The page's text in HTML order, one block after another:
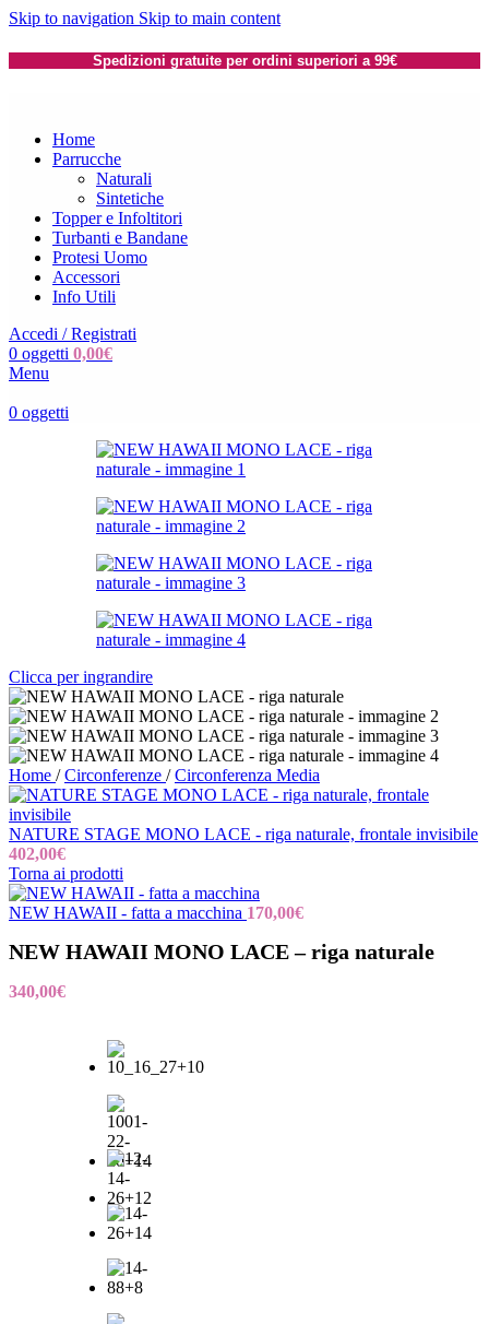
Skip to navigation Skip to main content
Spedizioni gratuite per ordini superiori a 99€
Home
Parrucche
Naturali
Sintetiche
Topper e Infoltitori
Turbanti e Bandane
Protesi Uomo
Accessori
Info Utili
Accedi / Registrati
0 oggetti 0,00€
Menu
0 oggetti
Clicca per ingrandire
Home / Circonferenze / Circonferenza Media
NATURE STAGE MONO LACE - riga naturale, frontale invisibile
402,00€
Torna ai prodotti
NEW HAWAII - fatta a macchina 170,00€
NEW HAWAII MONO LACE – riga naturale
340,00€